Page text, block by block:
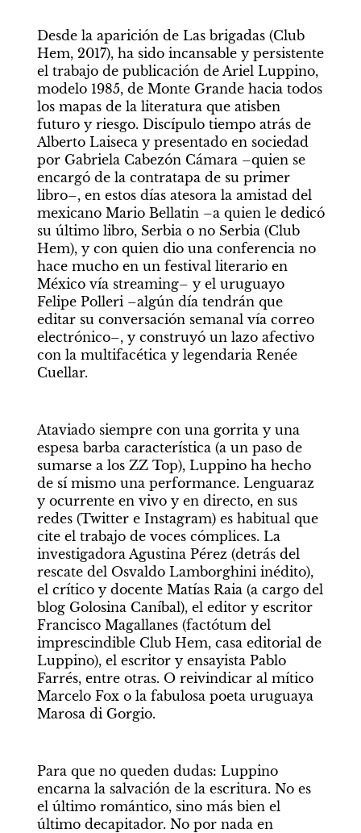
Desde la aparición de Las brigadas (Club
Hem, 2017), ha sido incansable y persistente
el trabajo de publicación de Ariel Luppino,
modelo 1985, de Monte Grande hacia todos
los mapas de la literatura que atisben
futuro y riesgo. Discípulo tiempo atrás de
Alberto Laiseca y presentado en sociedad
por Gabriela Cabezón Cámara –quien se
encargó de la contratapa de su primer
libro–, en estos días atesora la amistad del
mexicano Mario Bellatin –a quien le dedicó
su último libro, Serbia o no Serbia (Club
Hem), y con quien dio una conferencia no
hace mucho en un festival literario en
México vía streaming– y el uruguayo
Felipe Polleri –algún día tendrán que
editar su conversación semanal vía correo
electrónico–, y construyó un lazo afectivo
con la multifacética y legendaria Renée
Cuellar.
Ataviado siempre con una gorrita y una
espesa barba característica (a un paso de
sumarse a los ZZ Top), Luppino ha hecho
de sí mismo una performance. Lenguaraz
y ocurrente en vivo y en directo, en sus
redes (Twitter e Instagram) es habitual que
cite el trabajo de voces cómplices. La
investigadora Agustina Pérez (detrás del
rescate del Osvaldo Lamborghini inédito),
el crítico y docente Matías Raia (a cargo del
blog Golosina Caníbal), el editor y escritor
Francisco Magallanes (factótum del
imprescindible Club Hem, casa editorial de
Luppino), el escritor y ensayista Pablo
Farrés, entre otras. O reivindicar al mítico
Marcelo Fox o la fabulosa poeta uruguaya
Marosa di Gorgio.
Para que no queden dudas: Luppino
encarna la salvación de la escritura. No es
el último romántico, sino más bien el
último decapitador. No por nada en